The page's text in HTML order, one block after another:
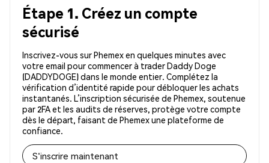
Étape 1. Créez un compte
sécurisé
Inscrivez-vous sur Phemex en quelques minutes avec
votre email pour commencer à trader Daddy Doge
(DADDYDOGE) dans le monde entier. Complétez la
vérification d’identité rapide pour débloquer les achats
instantanés. L’inscription sécurisée de Phemex, soutenue
par 2FA et les audits de réserves, protège votre compte
dès le départ, faisant de Phemex une plateforme de
confiance.
S'inscrire maintenant